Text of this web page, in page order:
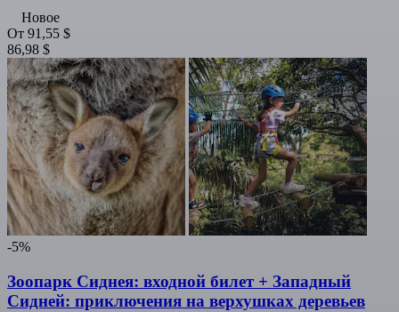
Новое
От 91,55 $
86,98 $
-5%
Зоопарк Сиднея: входной билет + Западный
Сидней: приключения на верхушках деревьев